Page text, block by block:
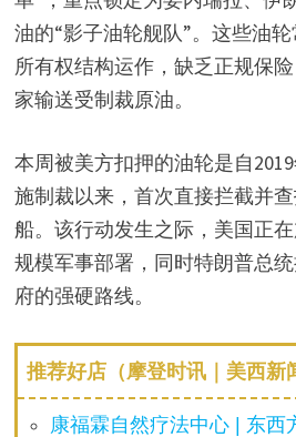
油的“影子油轮舰队”。这些油
所有权结构运作，缺乏正规保
家输送受制裁原油。
本周被美方扣押的油轮是自
施制裁以来，首次直接拦截并
船。该行动发生之际，美国正
规模军事部署，同时特朗普总
府的强硬路线。
推荐好店（摩登时讯｜美西新
康福霖自然疗法中心 | 东西